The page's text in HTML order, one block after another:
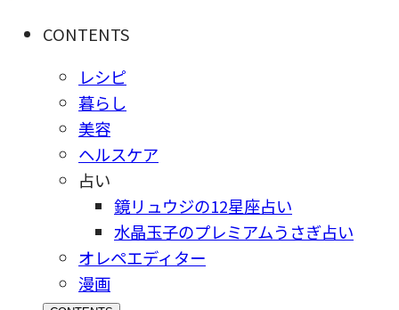
CONTENTS
レシピ
暮らし
美容
ヘルスケア
占い
鏡リュウジの12星座占い
水晶玉子のプレミアムうさぎ占い
オレペエディター
漫画